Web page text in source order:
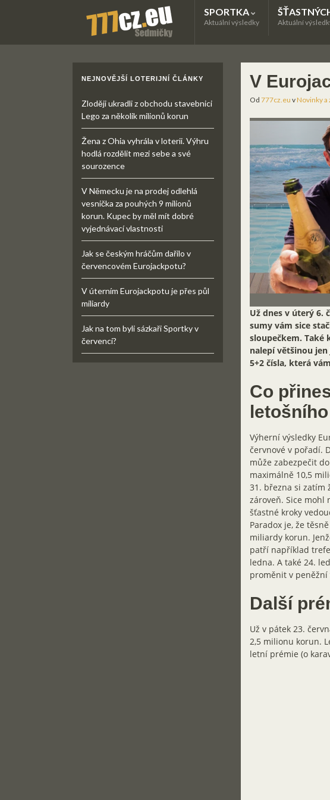
SPORTKA
Aktuální výsledky Aktuální
V
Od 777cz.eu vNovinky a
Už dnes v úterý 6.
sumy vám sice
sloupečkem.
nalepí většinou
5+2 čísla, která
Co
Výherní výsledky
červnové v pořadí.
může zabezpečit
maximálně 10,5
31. března si zatím
zároveň. Sice mohl
šťastné kroky
Paradox je, že
miliardy korun.
patří například
ledna. A také 24.
proměnit v
Další
Už v pátek 23.
2,5 milionu korun.
letní prémie (o
NEJNOVĚJŠÍ LOTERIJNÍ ČLÁNKY
Zloději ukradli z obchodu stavebnici
Lego za několik milionů korun
Žena z Ohia vyhrála v loterii. Výhru
hodlá rozdělit mezi sebe a své
sourozence
V Německu je na prodej odlehlá
vesnička za pouhých 9 milionů
korun. Kupec by měl mít dobré
vyjednávací vlastnosti
Jak se českým hráčům dařilo v
červencovém Eurojackpotu?
V úterním Eurojackpotu je přes půl
miliardy
Jak na tom byli sázkaři Sportky v
červenci?